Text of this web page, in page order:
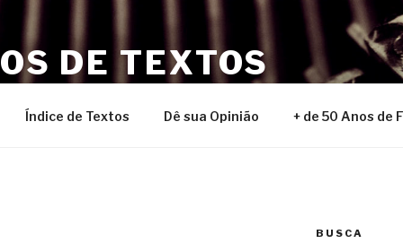
DE TEXTOS
Índice de Textos Dê sua Opinião + de 50 Anos de
BUSCA